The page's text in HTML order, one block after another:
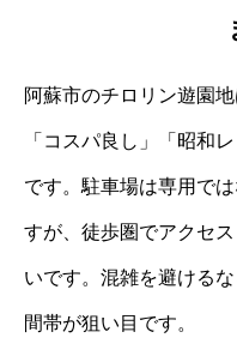
阿蘇市のチロリン遊園
「コスパ良し」「昭和
です。駐車場は専用で
すが、徒歩圏でアクセ
いです。混雑を避ける
間帯が狙い目です。